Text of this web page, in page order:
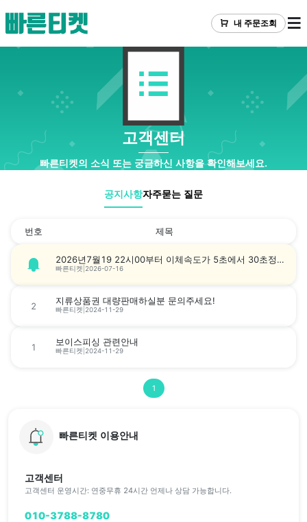
내 주문조회
고객센터
빠른티켓의 소식 또는 궁금하신 사항을 확인해보세요.
공지사항자주묻는 질문
번호 제목
2026년7월19 22시00부터 이체속도가 5초에서 30초정도로 변경됩니다 (최대한빠르게 수동으로 입금드리겠습니다!!)
빠른티켓 2026-07-16
2 지류상품권 대량판매하실분 문의주세요!
빠른티켓 2024-11-29
1 보이스피싱 관련안내
빠른티켓 2024-11-29
1
빠른티켓 이용안내
고객센터
고객센터 운영시간: 연중무휴 24시간 언제나 상담 가능합니다.
010-3788-8780